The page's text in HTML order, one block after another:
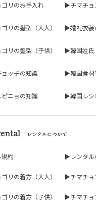
リのお手入れ ▶チマチョ
リの髪型（大人） ▶婚礼衣装
リの髪型（子供） ▶韓国姓氏
ッチの知識 ▶韓国食材
ニョの知識 ▶韓国レシ
レンタルについて
約 ▶レンタル
リの着方（大人） ▶チマチョ
リの着方（子供） ▶チマチョ